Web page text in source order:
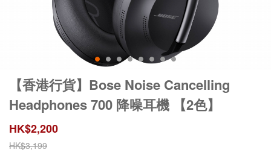
【香港行貨】Bose Noise Cancelling
Headphones 700 降噪耳機 【2色】
HK$2,200
HK$3,199